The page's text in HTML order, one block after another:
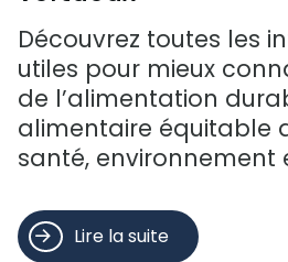
Découvrez toutes les
utiles pour mieux
de l’alimentation
alimentaire équitable
santé, environnement
Lire la suite